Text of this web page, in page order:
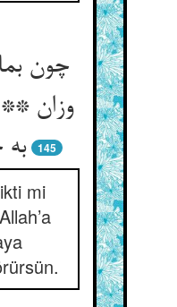
چون
وزان **
145
mi